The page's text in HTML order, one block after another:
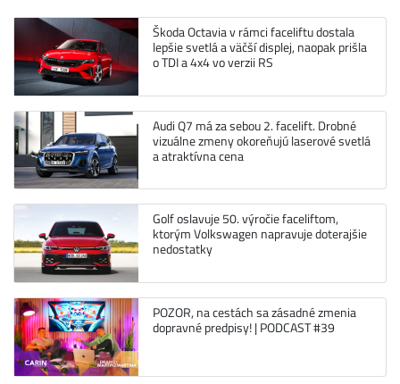
Škoda Octavia v rámci faceliftu dostala
lepšie svetlá a väčší displej, naopak prišla
o TDI a 4x4 vo verzii RS
Audi Q7 má za sebou 2. facelift. Drobné
vizuálne zmeny okoreňujú laserové svetlá
a atraktívna cena
Golf oslavuje 50. výročie faceliftom,
ktorým Volkswagen napravuje doterajšie
nedostatky
POZOR, na cestách sa zásadné zmenia
dopravné predpisy! | PODCAST #39